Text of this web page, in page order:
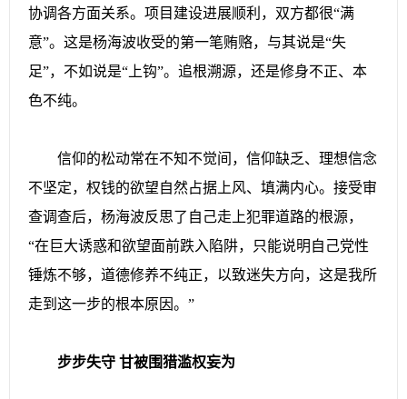
协调各方面关系。项目建设进展顺利，双方都很“满
意”。这是杨海波收受的第一笔贿赂，与其说是“失
足”，不如说是“上钩”。追根溯源，还是修身不正、本
色不纯。
信仰的松动常在不知不觉间，信仰缺乏、理想信念
不坚定，权钱的欲望自然占据上风、填满内心。接受审
查调查后，杨海波反思了自己走上犯罪道路的根源，
“在巨大诱惑和欲望面前跌入陷阱，只能说明自己党性
锤炼不够，道德修养不纯正，以致迷失方向，这是我所
走到这一步的根本原因。”
步步失守 甘被围猎滥权妄为